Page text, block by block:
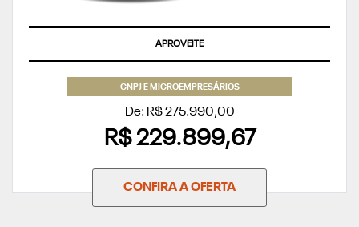
APROVEITE
CNPJ E MICROEMPRESÁRIOS
De: R$ 275.990,00
R$ 229.899,67
CONFIRA A OFERTA